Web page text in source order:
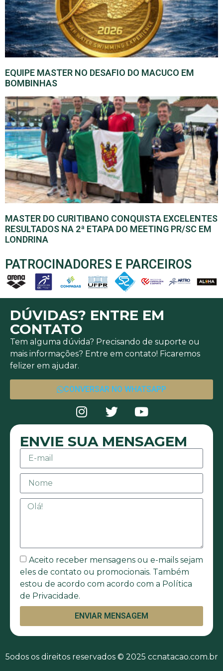
EQUIPE MASTER NO DESAFIO DO MACUCO EM
BOMBINHAS
MASTER DO CURITIBANO CONQUISTA EXCELENTES
RESULTADOS NA 2ª ETAPA DO MEETING PR/SC EM
LONDRINA
PATROCINADORES E PARCEIROS
DÚVIDAS? ENTRE EM
CONTATO
Tem alguma dúvida? Precisando de suporte ou
mais informações? Entre em contato! Ficaremos
felizer em ajudar.
CONVERSAR NO WHATSAPP
ENVIE SUA MENSAGEM
Aceito receber mensagens ou e-mails sejam
eles de contato ou promocionais. Também
estou de acordo com acordo com a Política
de Privacidade.
ENVIAR MENSAGEM
5odos os direitos reservados © 2025 ccnatacao.com.br